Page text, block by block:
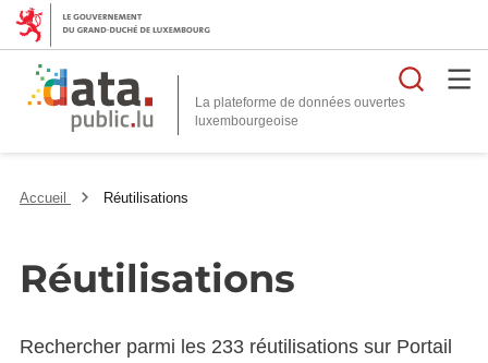
La plateforme de données ouvertes
Accueil Réutilisations
Réutilisations
Rechercher parmi les 233 réutilisations sur Portail